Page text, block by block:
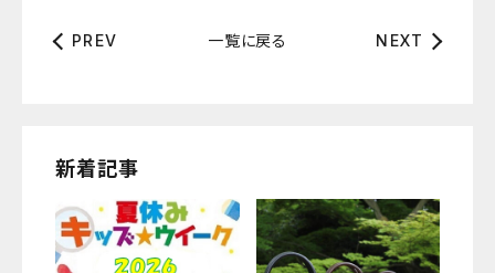
PREV 一覧に戻る NEXT
新着記事